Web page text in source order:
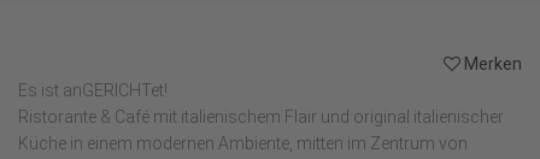
Merken
Es ist anGERICHTet!
Ristorante & Café mit italienischem Flair und original italienischer
Küche in einem modernen Ambiente, mitten im Zentrum von